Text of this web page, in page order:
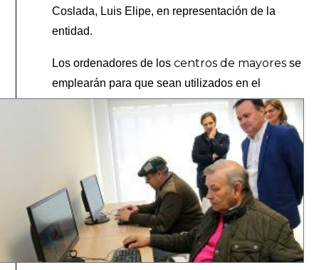
Coslada, Luis Elipe, en representación de la
entidad.
Los ordenadores de los centros de mayores se
emplearán para que sean utilizados en el